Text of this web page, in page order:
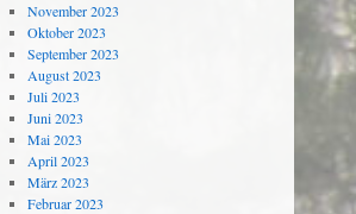
November 2023
Oktober 2023
September 2023
August 2023
Juli 2023
Juni 2023
Mai 2023
April 2023
März 2023
Februar 2023